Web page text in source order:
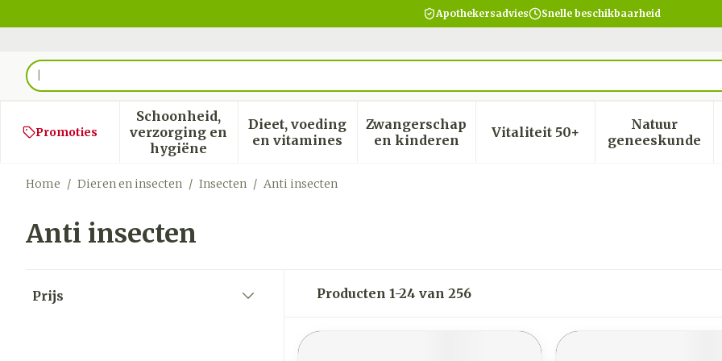
Apothekersadvies Snelle beschikbaarheid
Product, merk, categorie...
Promoties
Schoonheid,
verzorging en
hygiëne
Toon submenu voor Schoonheid, verzorging en hygiëne categorie
Dieet, voeding
en vitaminesToon submenu voor Dieet, voeding en vitamines categorie
Zwangerschap
en kinderenToon submenu voor Zwangerschap en
Vitaliteit 50+Toon submenu voor
Natuur
geneeskunde
Toon
Home / Dieren en insecten / Insecten / Anti insecten
Anti insecten
Prijs
Producten 1-24 van 256